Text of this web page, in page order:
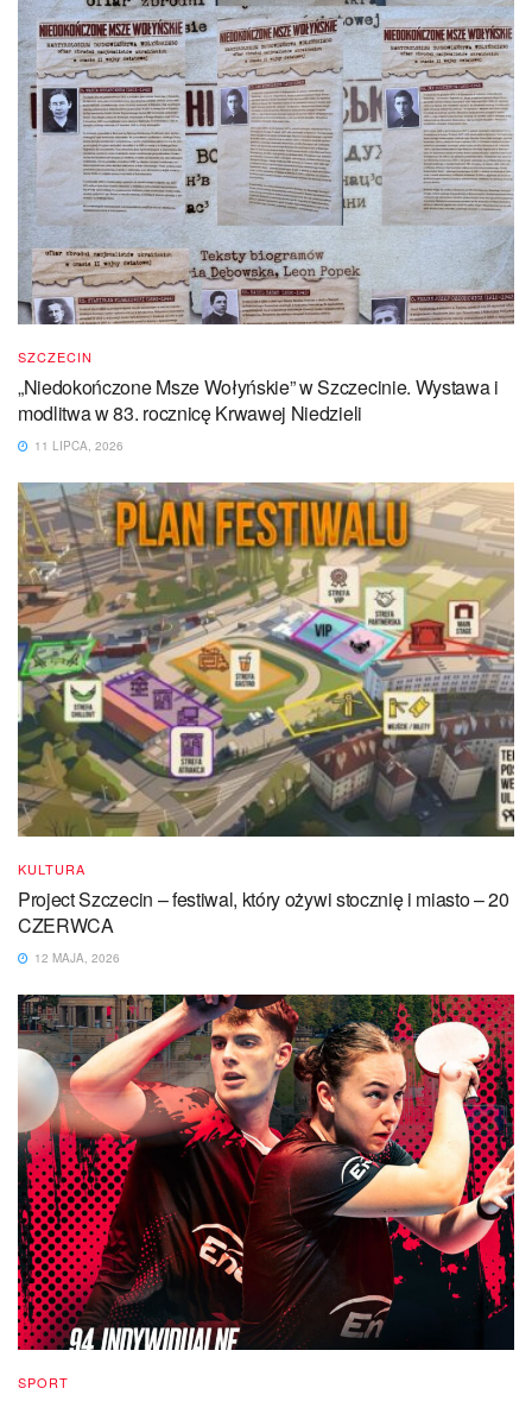
SZCZECIN
„Niedokończone Msze Wołyńskie” w Szczecinie. Wystawa i
modlitwa w 83. rocznicę Krwawej Niedzieli
11 LIPCA, 2026
KULTURA
Project Szczecin – festiwal, który ożywi stocznię i miasto – 20
CZERWCA
12 MAJA, 2026
SPORT